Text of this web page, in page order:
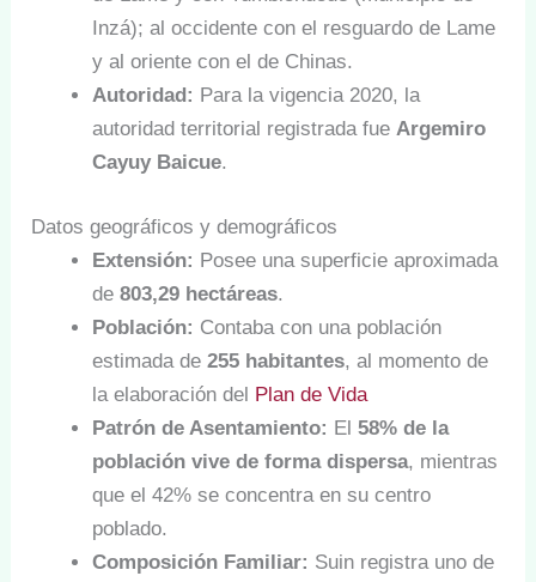
Inzá); al occidente con el resguardo de Lame
y al oriente con el de Chinas.
Autoridad: Para la vigencia 2020, la
autoridad territorial registrada fueArgemiro
Cayuy Baicue.
Datos geográficos y demográficos
Extensión: Posee una superficie aproximada
de803,29 hectáreas.
Población: Contaba con una población
estimada de255 habitantes, al momento de
la elaboración del Plan de Vida
Patrón de Asentamiento: El58% de la
población vive de forma dispersa, mientras
que el 42% se concentra en su centro
poblado.
Composición Familiar: Suin registra uno de